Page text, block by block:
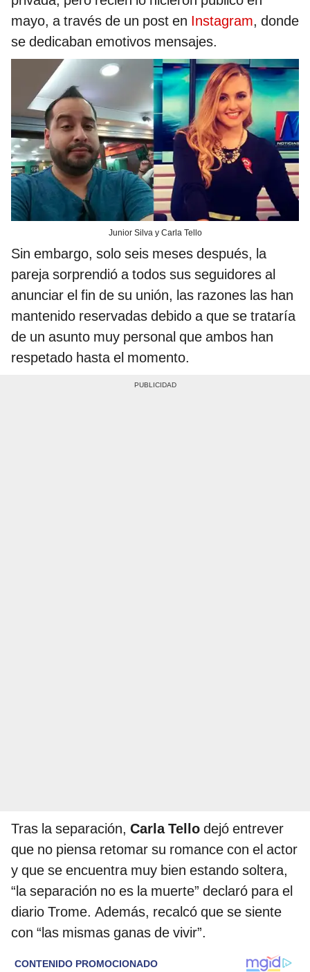
mayo, a través de un post en Instagram, donde
se dedicaban emotivos mensajes.
Junior Silva y Carla Tello
Sin embargo, solo seis meses después, la
pareja sorprendió a todos sus seguidores al
anunciar el fin de su unión, las razones las han
mantenido reservadas debido a que se trataría
de un asunto muy personal que ambos han
respetado hasta el momento.
Tras la separación, Carla Tello dejó entrever
que no piensa retomar su romance con el actor
y que se encuentra muy bien estando soltera,
“la separación no es la muerte” declaró para el
diario Trome. Además, recalcó que se siente
con “las mismas ganas de vivir”.